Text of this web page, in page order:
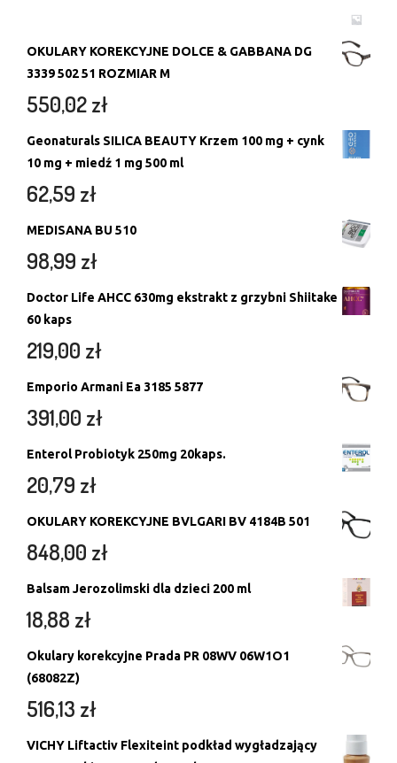
OKULARY KOREKCYJNE DOLCE & GABBANA DG
3339 502 51 ROZMIAR M
550,02zł
Geonaturals SILICA BEAUTY Krzem 100 mg + cynk
10 mg + miedź 1 mg 500 ml
62,59 zł
MEDISANA BU 510
98,99 zł
Doctor Life AHCC 630mg ekstrakt z grzybni Shiitake
60 kaps
219,00 zł
Emporio Armani Ea 3185 5877
391,00 zł
Enterol Probiotyk 250mg 20kaps.
20,79 zł
OKULARY KOREKCYJNE BVLGARI BV 4184B 501
848,00 zł
Balsam Jerozolimski dla dzieci 200 ml
18,88 zł
Okulary korekcyjne Prada PR 08WV 06W1O1
(68082Z)
516,13 zł
VICHY Liftactiv Flexiteint podkład wygładzający